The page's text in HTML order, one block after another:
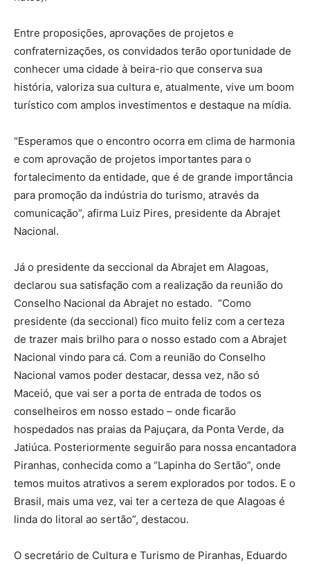
Entre proposições, aprovações de projetos e
confraternizações, os convidados terão oportunidade de
conhecer uma cidade à beira-rio que conserva sua
história, valoriza sua cultura e, atualmente, vive um boom
turístico com amplos investimentos e destaque na mídia.
“Esperamos que o encontro ocorra em clima de harmonia
e com aprovação de projetos importantes para o
fortalecimento da entidade, que é de grande importância
para promoção da indústria do turismo, através da
comunicação”, afirma Luiz Pires, presidente da Abrajet
Nacional.
Já o presidente da seccional da Abrajet em Alagoas,
declarou sua satisfação com a realização da reunião do
Conselho Nacional da Abrajet no estado. “Como
presidente (da seccional) fico muito feliz com a certeza
de trazer mais brilho para o nosso estado com a Abrajet
Nacional vindo para cá. Com a reunião do Conselho
Nacional vamos poder destacar, dessa vez, não só
Maceió, que vai ser a porta de entrada de todos os
conselheiros em nosso estado – onde ficarão
hospedados nas praias da Pajuçara, da Ponta Verde, da
Jatiúca. Posteriormente seguirão para nossa encantadora
Piranhas, conhecida como a “Lapinha do Sertão”, onde
temos muitos atrativos a serem explorados por todos. E o
Brasil, mais uma vez, vai ter a certeza de que Alagoas é
linda do litoral ao sertão”, destacou.
O secretário de Cultura e Turismo de Piranhas, Eduardo